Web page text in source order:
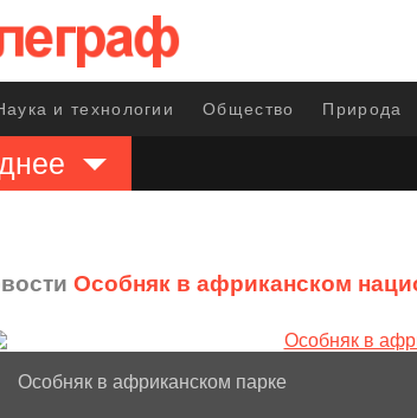
и технологии Общество Природа
Особняк в африканском
Особняк в африканском парке